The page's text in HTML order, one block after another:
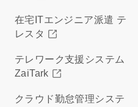
在宅ITエンジニア派遣 テ
レスタ
テレワーク支援システム
ZaiTark
クラウド勤怠管理システ